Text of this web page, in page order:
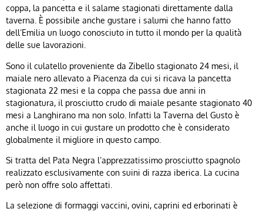
coppa, la pancetta e il salame stagionati direttamente dalla
taverna. È possibile anche gustare i salumi che hanno fatto
dell’Emilia un luogo conosciuto in tutto il mondo per la qualità
delle sue lavorazioni.
Sono il culatello proveniente da Zibello stagionato 24 mesi, il
maiale nero allevato a Piacenza da cui si ricava la pancetta
stagionata 22 mesi e la coppa che passa due anni in
stagionatura, il prosciutto crudo di maiale pesante stagionato 40
mesi a Langhirano ma non solo. Infatti la Taverna del Gusto è
anche il luogo in cui gustare un prodotto che è considerato
globalmente il migliore in questo campo.
Si tratta del Pata Negra l’apprezzatissimo prosciutto spagnolo
realizzato esclusivamente con suini di razza iberica. La cucina
però non offre solo affettati.
La selezione di formaggi vaccini, ovini, caprini ed erborinati è